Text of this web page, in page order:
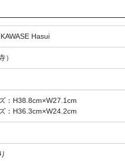
Hasui
）
：H38.8cm×W27.1cm
：H36.3cm×W24.2cm